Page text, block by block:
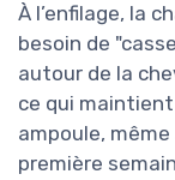
À l’enfilage, la
besoin de
autour de la
ce qui maintient
ampoule,
première